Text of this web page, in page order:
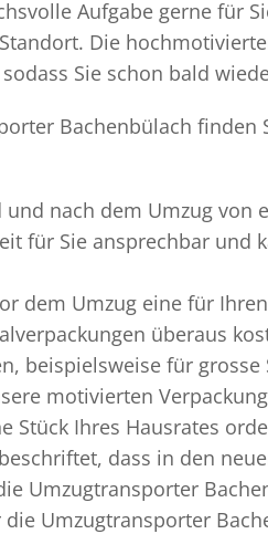
Aufgabe gerne für
Die
Sie schon bald
Bachenbülach
und nach dem Umzug von
für Sie ansprechbar
dem Umzug eine für
überaus
beispielsweise für grosse
motivierten
Stück Ihres Hausrates
dass in den
Umzugtransporter
Umzugtransporter